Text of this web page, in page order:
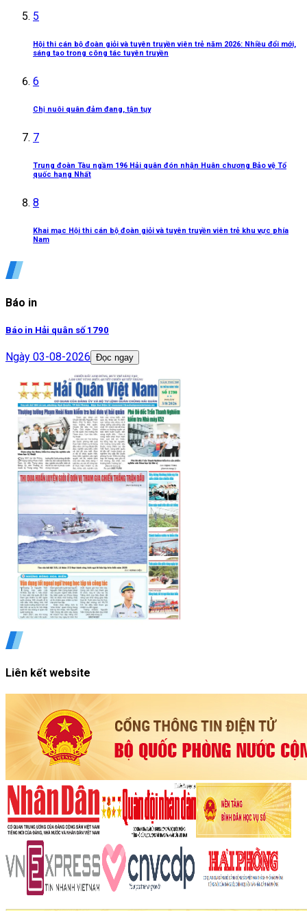
5
Hội thi cán bộ đoàn giỏi và tuyên truyền viên trẻ năm 2026: Nhiều đổi mới,
sáng tạo trong công tác tuyên truyền
6
Chị nuôi quân đảm đang, tận tụy
7
Trung đoàn Tàu ngầm 196 Hải quân đón nhận Huân chương Bảo vệ Tổ
quốc hạng Nhất
8
Khai mạc Hội thi cán bộ đoàn giỏi và tuyên truyền viên trẻ khu vực phía
Nam
Báo in
Báo in Hải quân số 1790
Ngày 03-08-2026 Đọc ngay
Liên kết website